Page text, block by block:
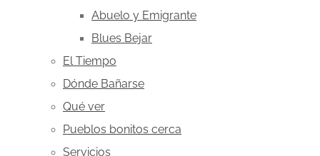
Abuelo y Emigrante
Blues Bejar
El Tiempo
Dónde Bañarse
Qué ver
Pueblos bonitos cerca
Servicios